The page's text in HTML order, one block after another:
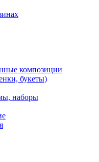
композиции
букеты)
наборы